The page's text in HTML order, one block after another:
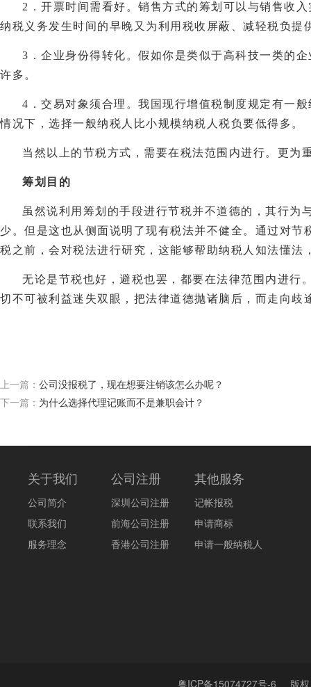
2．开票时间需看好。销售方式的筹划可以与销售收
纳税义务发生时间的早晚又为利用税收屏蔽、减轻税负提
3．企业身份得转化。假如你是类似于高科技一类的
许多。
4．交易对象须合理。我国现行增值税制度规定有一
情况下，选择一般纳税人比小规模纳税人税负要低得多。
当然以上的节税方式，需要在税法范围内进行。更为
筹划目的
虽然说利用筹划的手段进行节税并不道德的，其行
少。但是这也从侧面说明了现有税法并不健全。通过对
税之前，会对税法进行研究，这能够帮助纳税人知法懂
无论是节税也好，避税也罢，都要在法律范围内进行
切不可被利益迷失双眼，把法律道德抛诸脑后，而走向歧
上一篇： 公司没报税了，现在想要注销该怎么办呢？
下一篇： ​为什么选择代理记账而不是兼职会计？
关于我们
公司简介
联系我们
服务理念
公司注册
深圳公司注册
前海公司注册
香港公司注册
其他服务
记帐报税
申请商标
申请一般纳税人
粤ICP备15074727号-6 版权